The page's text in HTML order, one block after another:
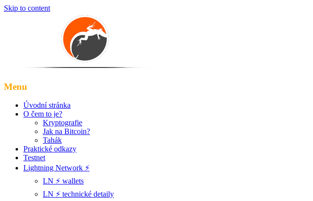
Skip to content
Menu
Úvodní stránka
O čem to je?
Kryptografie
Jak na Bitcoin?
Tahák
Praktické odkazy
Testnet
Lightning Network ⚡️
LN ⚡️ wallets
LN ⚡️ technické detaily